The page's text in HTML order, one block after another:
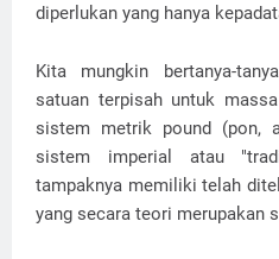
diperlukan yang hanya
Kita mungkin bertanya-
satuan terpisah untuk
sistem metrik pound (pon,
sistem imperial atau
tampaknya memiliki telah
yang secara teori merupakan